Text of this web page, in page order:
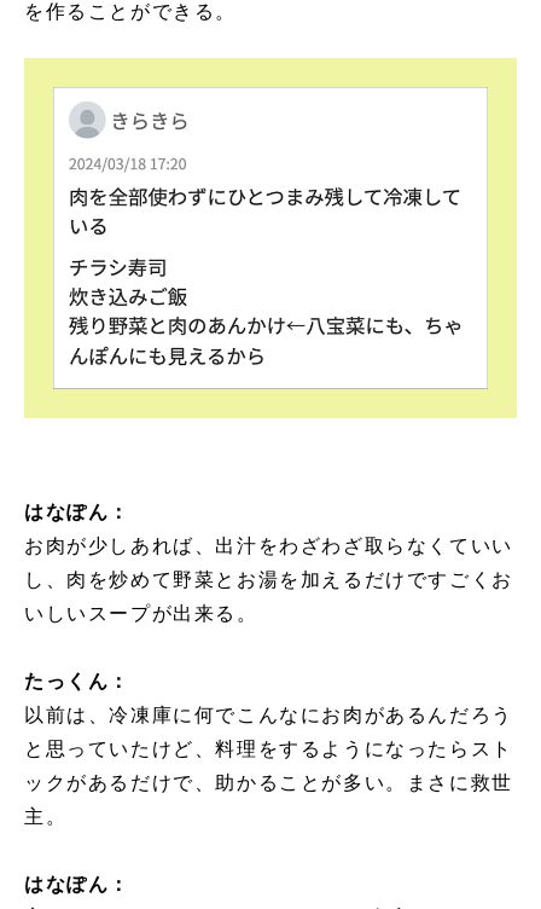
を作ることができる。
はなぽん：
お肉が少しあれば、出汁をわざわざ取らなくていい
し、肉を炒めて野菜とお湯を加えるだけですごくお
いしいスープが出来る。
たっくん：
以前は、冷凍庫に何でこんなにお肉があるんだろう
と思っていたけど、料理をするようになったらスト
ックがあるだけで、助かることが多い。まさに救世
主。
はなぽん：